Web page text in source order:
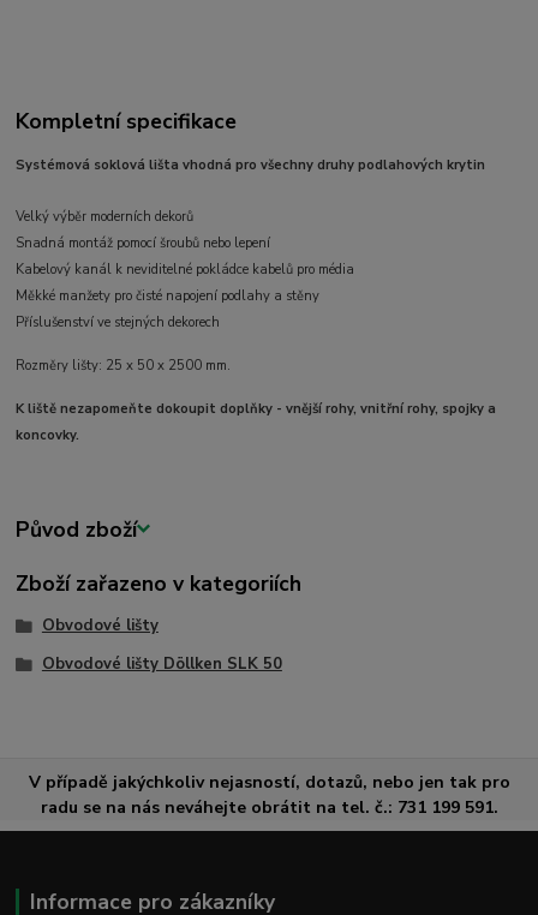
Kompletní specifikace
Systémová soklová lišta vhodná pro všechny druhy podlahových krytin
Velký výběr moderních dekorů
Snadná montáž pomocí šroubů nebo lepení
Kabelový kanál k neviditelné pokládce kabelů pro média
Měkké manžety pro čisté napojení podlahy a stěny
Příslušenství ve stejných dekorech
Rozměry lišty: 25 x 50 x 2500 mm.
K liště nezapomeňte dokoupit doplňky - vnější rohy, vnitřní rohy, spojky a
koncovky.
Původ zboží
Zboží zařazeno v kategoriích
Obvodové lišty
Obvodové lišty Döllken SLK 50
V případě jakýchkoliv nejasností, dotazů, nebo jen tak pro
radu se na nás neváhejte obrátit na tel. č.: 731 199 591.
Informace pro zákazníky